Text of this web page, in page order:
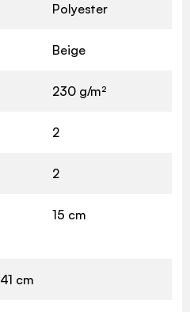
Polyester
Beige
230 g/m²
2
2
15 cm
41 cm